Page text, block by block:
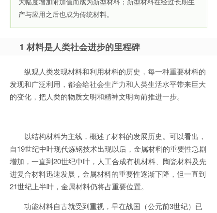
产与应用之后也成为传统材料。
1 材料是人类社会进步的里程碑
纵观人类发现材料和利用材料的历史，每一种重要材料的
发现和广泛利用，都会给社会生产力和人类生活水平带来巨大
的变化，把人类的物质文明和精神文明向前推进一步。
以结构材料为主线，概述了材料的发展历史。可以看出，
自19世纪中叶现代炼钢技术出现以后，金属材料的重要性急剧
增加，一直到20世纪中叶，人工合成有机材料、陶瓷材料及先
进复合材料迅速发展，金属材料的重要性逐渐下降，但一直到
21世纪上半叶，金属材料仍将占重要位置。
功能材料自古就受到重视，早在战国（公元前3世纪）已